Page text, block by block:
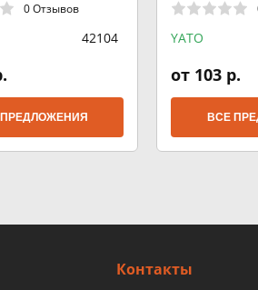
0 Отзывов
42104 YATO
от 103 р.
ВСЕ
Контакты